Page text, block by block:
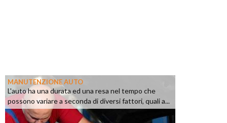
MANUTENZIONE AUTO
L'auto ha una durata ed una resa nel tempo che
possono variare a seconda di diversi fattori, quali a...